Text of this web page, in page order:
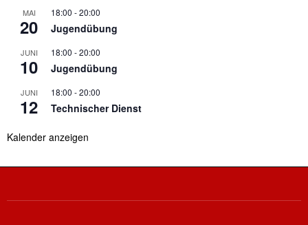
MAI
20
18:00 -20:00
Jugendübung
JUNI
10
18:00 -20:00
Jugendübung
JUNI
12
18:00 -20:00
Technischer Dienst
Kalender anzeigen